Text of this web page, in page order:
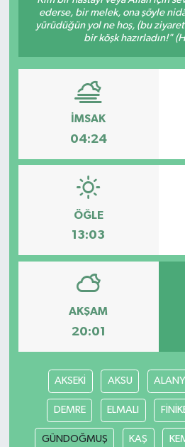
ederse, bir melek, ona şöyle
yürüdüğün yol ne hoş, (bu
bir köşk hazırladın!"
İMSAK
04:24
ÖĞLE
13:03
AKŞAM
20:01
AKSEKİ AKSU
DEMRE ELMALI
GÜNDOĞMUŞ KAŞ
Hakkari Haber
KADIN
KÜLTÜR SANAT
MAKALE
POLİTİKA
REKLAM
SAĞLIK
SİYASET
SPOR
TARİH